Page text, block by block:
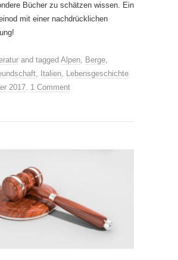
Bücher zu schätzen wissen. Ein
mit einer nachdrücklichen
and tagged Alpen, Berge,
, Italien, Lebensgeschichte
2017. 1 Comment